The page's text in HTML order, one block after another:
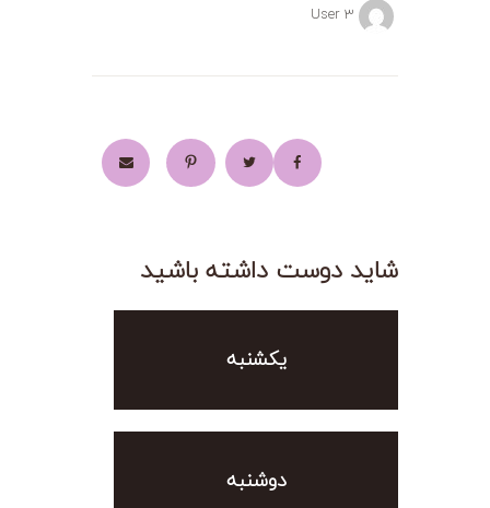
User 3
شاید دوست داشته باشید
یکشنبه
دوشنبه